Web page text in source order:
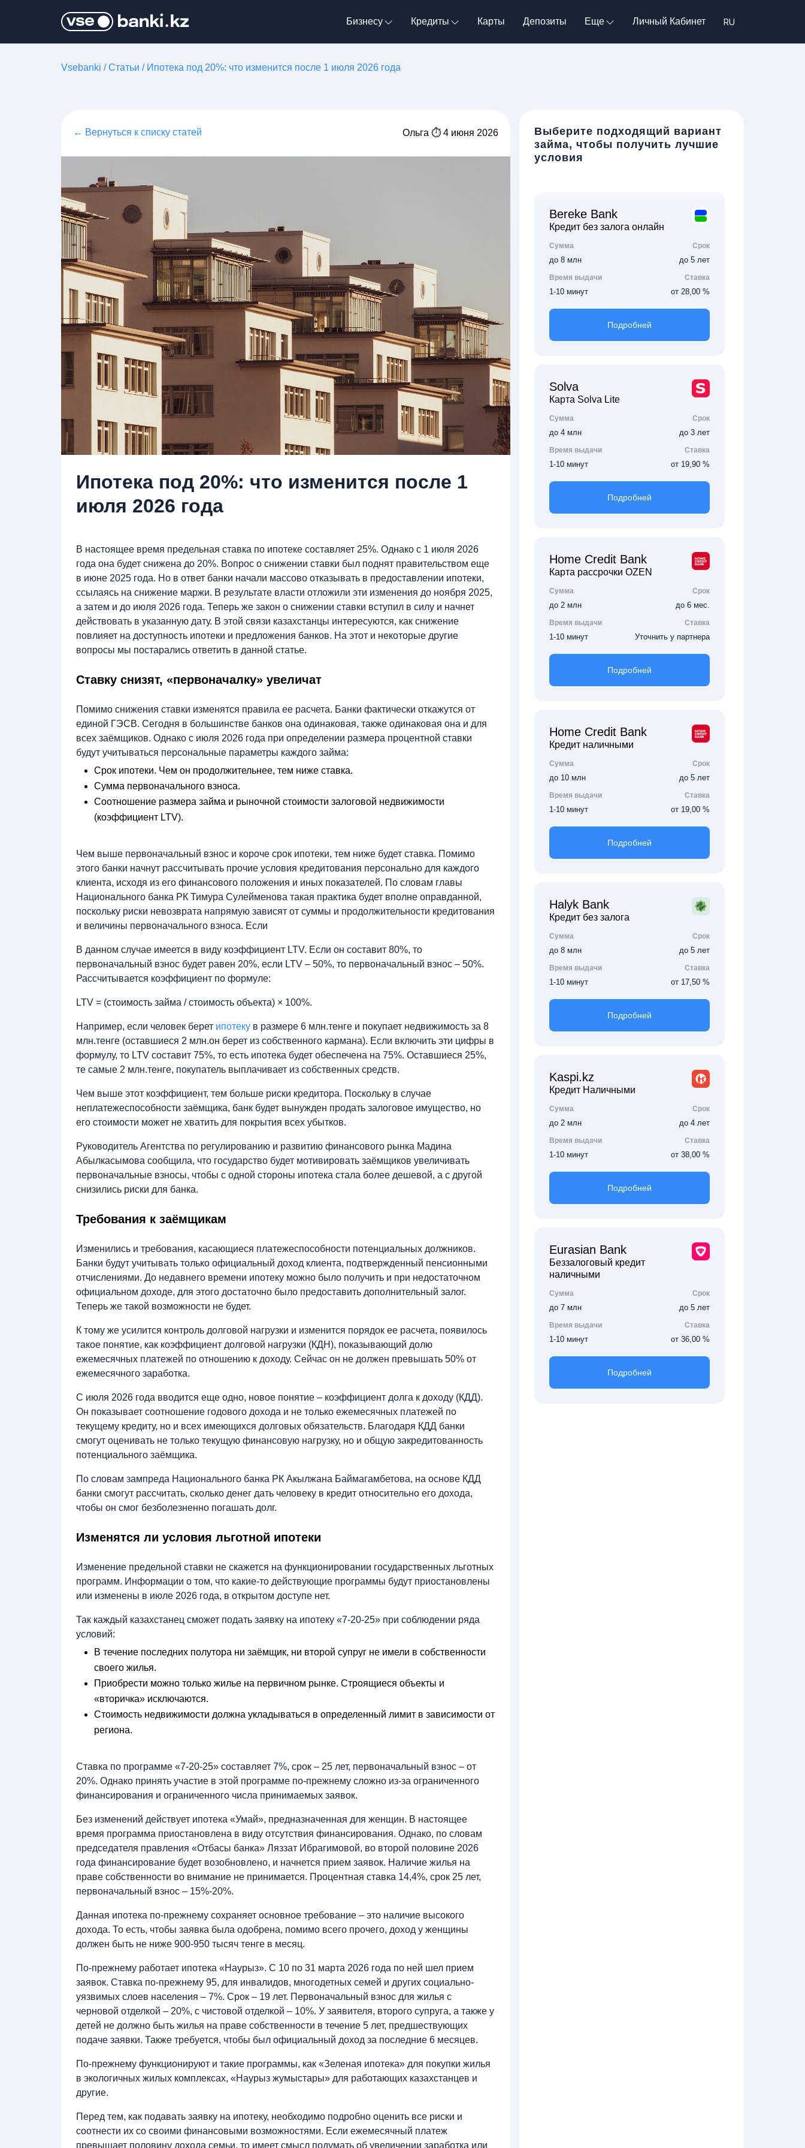
Бизнесу Кредиты Карты Депозиты Еще Личный Кабинет
Vsebanki /Статьи / Ипотека под 20%: что изменится после 1 июля 2026 года
← Вернуться к списку статей Ольга ⏱ 4 июня 2026
Ипотека под 20%: что изменится после 1
июля 2026 года
В настоящее время предельная ставка по ипотеке составляет 25%. Однако с 1 июля 2026
года она будет снижена до 20%. Вопрос о снижении ставки был поднят правительством еще
в июне 2025 года. Но в ответ банки начали массово отказывать в предоставлении ипотеки,
ссылаясь на снижение маржи. В результате власти отложили эти изменения до ноября 2025,
а затем и до июля 2026 года. Теперь же закон о снижении ставки вступил в силу и начнет
действовать в указанную дату. В этой связи казахстанцы интересуются, как снижение
повлияет на доступность ипотеки и предложения банков. На этот и некоторые другие
вопросы мы постарались ответить в данной статье.
Ставку снизят, «первоначалку» увеличат
Помимо снижения ставки изменятся правила ее расчета. Банки фактически откажутся от
единой ГЭСВ. Сегодня в большинстве банков она одинаковая, также одинаковая она и для
всех заёмщиков. Однако с июля 2026 года при определении размера процентной ставки
будут учитываться персональные параметры каждого займа:
Срок ипотеки. Чем он продолжительнее, тем ниже ставка.
Сумма первоначального взноса.
Соотношение размера займа и рыночной стоимости залоговой недвижимости
(коэффициент LTV).
Чем выше первоначальный взнос и короче срок ипотеки, тем ниже будет ставка. Помимо
этого банки начнут рассчитывать прочие условия кредитования персонально для каждого
клиента, исходя из его финансового положения и иных показателей. По словам главы
Национального банка РК Тимура Сулейменова такая практика будет вполне оправданной,
поскольку риски невозврата напрямую зависят от суммы и продолжительности кредитования
и величины первоначального взноса. Если
В данном случае имеется в виду коэффициент LTV. Если он составит 80%, то
первоначальный взнос будет равен 20%, если LTV – 50%, то первоначальный взнос – 50%.
Рассчитывается коэффициент по формуле:
LTV = (стоимость займа / стоимость объекта) × 100%.
Например, если человек берет ипотеку в размере 6 млн.тенге и покупает недвижимость за 8
млн.тенге (оставшиеся 2 млн.он берет из собственного кармана). Если включить эти цифры в
формулу, то LTV составит 75%, то есть ипотека будет обеспечена на 75%. Оставшиеся 25%,
те самые 2 млн.тенге, покупатель выплачивает из собственных средств.
Чем выше этот коэффициент, тем больше риски кредитора. Поскольку в случае
неплатежеспособности заёмщика, банк будет вынужден продать залоговое имущество, но
его стоимости может не хватить для покрытия всех убытков.
Руководитель Агентства по регулированию и развитию финансового рынка Мадина
Абылкасымова сообщила, что государство будет мотивировать заёмщиков увеличивать
первоначальные взносы, чтобы с одной стороны ипотека стала более дешевой, а с другой
снизились риски для банка.
Требования к заёмщикам
Изменились и требования, касающиеся платежеспособности потенциальных должников.
Банки будут учитывать только официальный доход клиента, подтвержденный пенсионными
отчислениями. До недавнего времени ипотеку можно было получить и при недостаточном
официальном доходе, для этого достаточно было предоставить дополнительный залог.
Теперь же такой возможности не будет.
К тому же усилится контроль долговой нагрузки и изменится порядок ее расчета, появилось
такое понятие, как коэффициент долговой нагрузки (КДН), показывающий долю
ежемесячных платежей по отношению к доходу. Сейчас он не должен превышать 50% от
ежемесячного заработка.
С июля 2026 года вводится еще одно, новое понятие – коэффициент долга к доходу (КДД).
Он показывает соотношение годового дохода и не только ежемесячных платежей по
текущему кредиту, но и всех имеющихся долговых обязательств. Благодаря КДД банки
смогут оценивать не только текущую финансовую нагрузку, но и общую закредитованность
потенциального заёмщика.
По словам зампреда Национального банка РК Акылжана Баймагамбетова, на основе КДД
банки смогут рассчитать, сколько денег дать человеку в кредит относительно его дохода,
чтобы он смог безболезненно погашать долг.
Изменятся ли условия льготной ипотеки
Изменение предельной ставки не скажется на функционировании государственных льготных
программ. Информации о том, что какие-то действующие программы будут приостановлены
или изменены в июле 2026 года, в открытом доступе нет.
Так каждый казахстанец сможет подать заявку на ипотеку «7-20-25» при соблюдении ряда
условий:
В течение последних полутора ни заёмщик, ни второй супруг не имели в собственности
своего жилья.
Приобрести можно только жилье на первичном рынке. Строящиеся объекты и
«вторичка» исключаются.
Стоимость недвижимости должна укладываться в определенный лимит в зависимости от
региона.
Ставка по программе «7-20-25» составляет 7%, срок – 25 лет, первоначальный взнос – от
20%. Однако принять участие в этой программе по-прежнему сложно из-за ограниченного
финансирования и ограниченного числа принимаемых заявок.
Без изменений действует ипотека «Умай», предназначенная для женщин. В настоящее
время программа приостановлена в виду отсутствия финансирования. Однако, по словам
председателя правления «Отбасы банка» Ляззат Ибрагимовой, во второй половине 2026
года финансирование будет возобновлено, и начнется прием заявок. Наличие жилья на
праве собственности во внимание не принимается. Процентная ставка 14,4%, срок 25 лет,
первоначальный взнос – 15%-20%.
Данная ипотека по-прежнему сохраняет основное требование – это наличие высокого
дохода. То есть, чтобы заявка была одобрена, помимо всего прочего, доход у женщины
должен быть не ниже 900-950 тысяч тенге в месяц.
По-прежнему работает ипотека «Наурыз». С 10 по 31 марта 2026 года по ней шел прием
заявок. Ставка по-прежнему 95, для инвалидов, многодетных семей и других социально-
уязвимых слоев населения – 7%. Срок – 19 лет. Первоначальный взнос для жилья с
черновой отделкой – 20%, с чистовой отделкой – 10%. У заявителя, второго супруга, а также у
детей не должно быть жилья на праве собственности в течение 5 лет, предшествующих
подаче заявки. Также требуется, чтобы был официальный доход за последние 6 месяцев.
По-прежнему функционируют и такие программы, как «Зеленая ипотека» для покупки жилья
в экологичных жилых комплексах, «Наурыз жумыстары» для работающих казахстанцев и
другие.
Перед тем, как подавать заявку на ипотеку, необходимо подробно оценить все риски и
соотнести их со своими финансовыми возможностями. Если ежемесячный платеж
превышает половину дохода семьи, то имеет смысл подумать об увеличении заработка или
Выберите подходящий вариант
займа, чтобы получить лучшие
условия
Bereke Bank
Кредит без залога онлайн
Сумма Срок
до 8 млн до 5 лет
Время выдачи Ставка
1-10 минут от 28,00 %
Подробней
Solva
Карта Solva Lite
Сумма Срок
до 4 млн до 3 лет
Время выдачи Ставка
1-10 минут от 19,90 %
Подробней
Home Credit Bank
Карта рассрочки OZEN
Сумма Срок
до 2 млн до 6 мес.
Время выдачи Ставка
1-10 минут Уточнить у партнера
Подробней
Home Credit Bank
Кредит наличными
Сумма Срок
до 10 млн до 5 лет
Время выдачи Ставка
1-10 минут от 19,00 %
Подробней
Halyk Bank
Кредит без залога
Сумма Срок
до 8 млн до 5 лет
Время выдачи Ставка
1-10 минут от 17,50 %
Подробней
Kaspi.kz
Кредит Наличными
Сумма Срок
до 2 млн до 4 лет
Время выдачи Ставка
1-10 минут от 38,00 %
Подробней
Eurasian Bank
Беззалоговый кредит
наличными
Сумма Срок
до 7 млн до 5 лет
Время выдачи Ставка
1-10 минут от 36,00 %
Подробней